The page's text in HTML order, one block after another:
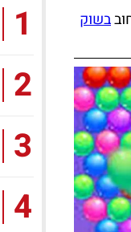
בשוק
1
2
3
4